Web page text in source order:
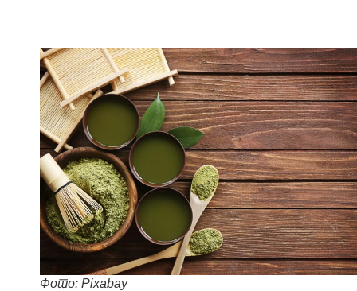
Фото: Pixabay